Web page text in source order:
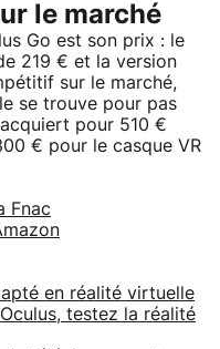
le marché
Go est son prix : le
219 € et la version
sur le marché,
se trouve pour pas
pour 510 €
€ pour le casque VR
Fnac
en réalité virtuelle
testez la réalité